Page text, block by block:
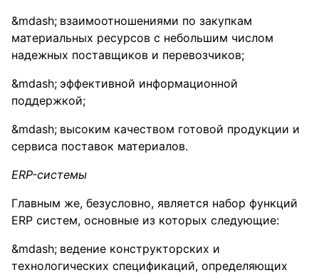
взаимоотношениями по закупкам
материальных ресурсов с небольшим числом
надежных поставщиков и перевозчиков;
эффективной информационной
поддержкой;
высоким качеством готовой продукции и
сервиса поставок материалов.
ERP-системы
Главным же, безусловно, является набор функций
ERP систем, основные из которых следующие:
ведение конструкторских и
технологических спецификаций, определяющих